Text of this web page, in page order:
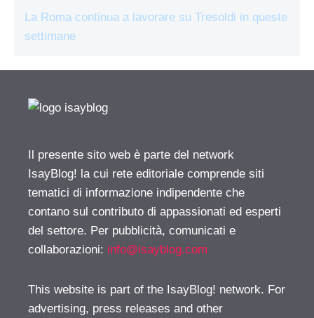
La Roma continua a lavorare su Tresoldi in queste
settimane
Il presente sito web è parte del network
IsayBlog! la cui rete editoriale comprende siti
tematici di informazione indipendente che
contano sul contributo di appassionati ed esperti
del settore. Per pubblicità, comunicati e
collaborazioni: info@isayblog.com
This website is part of the IsayBlog! network. For
advertising, press releases and other